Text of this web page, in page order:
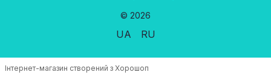
© 2026
UA RU
Інтернет-магазин створений з Хорошоп